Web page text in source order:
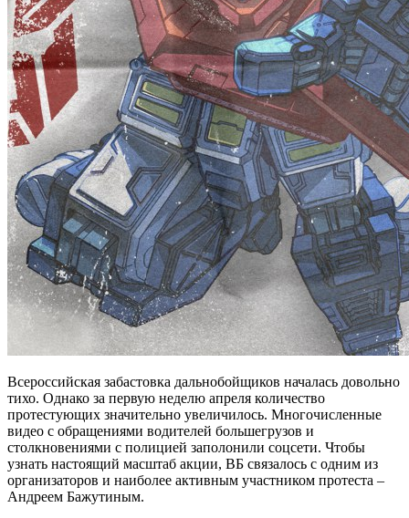
Всероссийская забастовка дальнобойщиков началась довольно
тихо. Однако за первую неделю апреля количество
протестующих значительно увеличилось. Многочисленные
видео с обращениями водителей большегрузов и
столкновениями с полицией заполонили соцсети. Чтобы
узнать настоящий масштаб акции, ВБ связалось с одним из
организаторов и наиболее активным участником протеста –
Андреем Бажутиным.